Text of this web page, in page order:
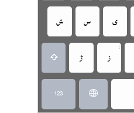
‏ ‏ ‏
‏ ‏ ‏

‏ ‏